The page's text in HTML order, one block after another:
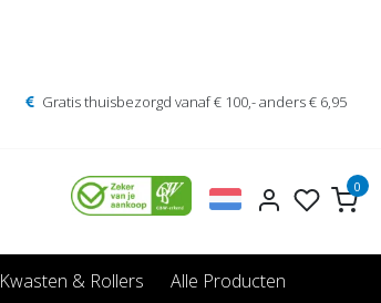
Gratis thuisbezorgd vanaf € 100,- anders € 6,95
0
Kwasten & Rollers Alle Producten